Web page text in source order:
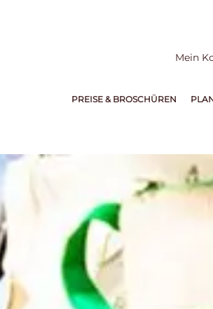
Mein
PREISE & BROSCHÜREN